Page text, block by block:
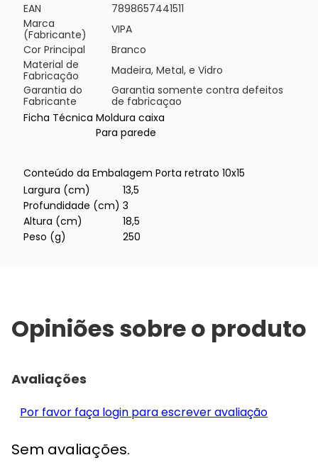
EAN
7898657441511
Marca
(Fabricante)
VIPA
Cor Principal
Branco
Material de
Fabricação
Madeira, Metal, e Vidro
Garantia do
Fabricante
Garantia somente contra defeitos
de fabricaçao
Ficha Técnica Moldura caixa
Para parede
Conteúdo da Embalagem Porta retrato 10x15
Largura (cm)
13,5
Profundidade (cm) 3
Altura (cm)
18,5
Peso (g)
250
Opiniões sobre o produto
Avaliações
Por favor faça login para escrever avaliação
Sem avaliações.